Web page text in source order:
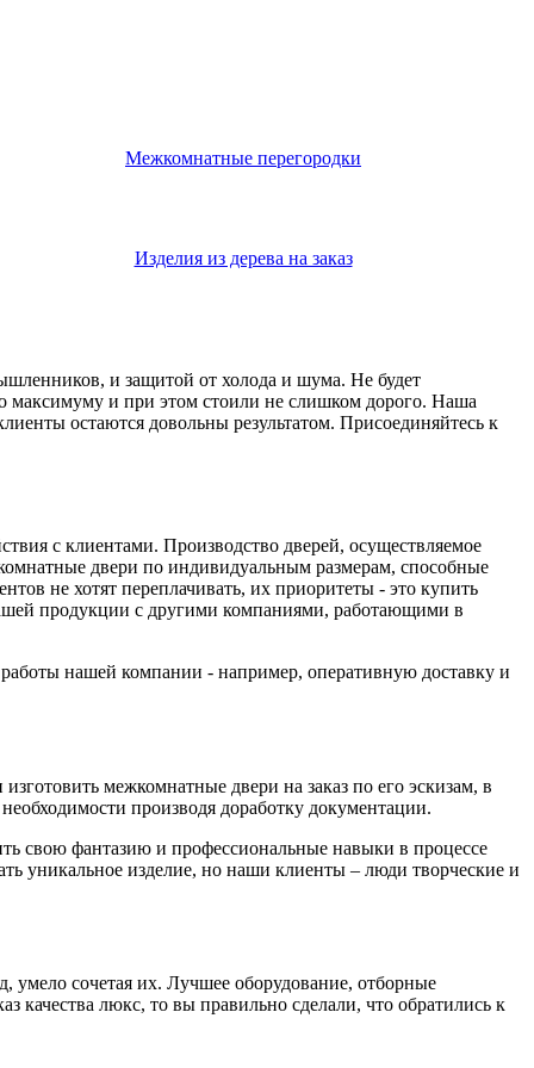
Межкомнатные перегородки
Изделия из дерева на заказ
и защитой от холода и шума. Не будет
максимуму и при этом стоили не слишком дорого. Наша
остаются довольны результатом. Присоединяйтесь к
с клиентами. Производство дверей, осуществляемое
двери по индивидуальным размерам, способные
не хотят переплачивать, их приоритеты - это купить
продукции с другими компаниями, работающими в
нашей компании - например, оперативную доставку и
межкомнатные двери на заказ по его эскизам, в
производя доработку документации.
свою фантазию и профессиональные навыки в процессе
уникальное изделие, но наши клиенты – люди творческие и
умело сочетая их. Лучшее оборудование, отборные
люкс, то вы правильно сделали, что обратились к